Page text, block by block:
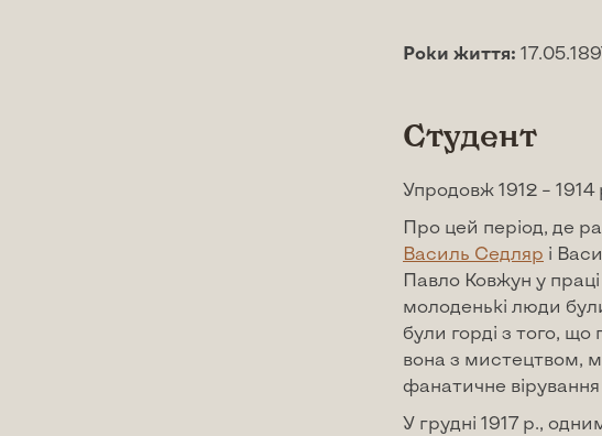
Роки життя:
Студент
Упродовж 1912 –
Про цей період, де
Василь Седляр і
Павло Ковжун у
молоденькі люди
були горді з того,
вона з мистецтвом,
фанатичне
У грудні 1917 р.,